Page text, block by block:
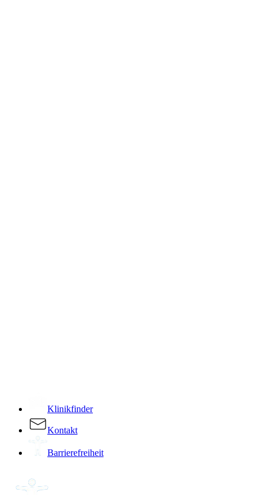
Klinikfinder
Kontakt
Barrierefreiheit